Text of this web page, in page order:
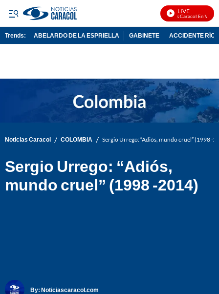
LIVE
Noticias Caracol En Vivo
Trends: ABELARDO DE LA ESPRIELLA GABINETE ACCIDENTE RÍO
Noticias Caracol / COLOMBIA / Sergio Urrego: “Adiós, mundo cruel” (1998 -
Sergio Urrego: “Adiós,
mundo cruel” (1998 -2014)
By: Noticiascaracol.com